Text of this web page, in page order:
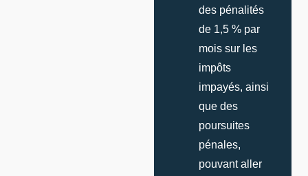
des pénalités
de 1,5 % par
mois sur les
impôts
impayés, ainsi
que des
poursuites
pénales,
pouvant aller